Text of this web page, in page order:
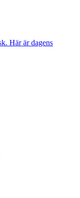
Här är dagens